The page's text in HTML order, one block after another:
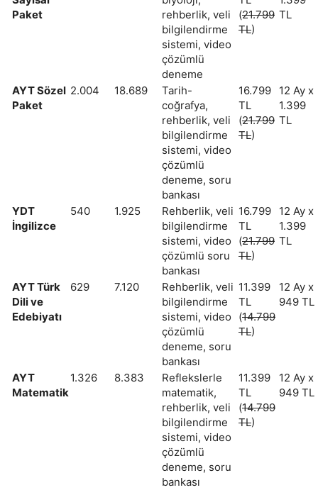
Paket
rehberlik, veli
bilgilendirme
sistemi, video
çözümlü
deneme
(21.799
TL)
TL
AYT Sözel
Paket
2.004 18.689
Tarih-
coğrafya,
rehberlik, veli
bilgilendirme
sistemi, video
çözümlü
deneme, soru
bankası
16.799
TL
(21.799
TL)
12 Ay x
1.399
TL
YDT
İngilizce
540 1.925
Rehberlik, veli
bilgilendirme
sistemi, video
çözümlü soru
bankası
16.799
TL
(21.799
TL)
12 Ay x
1.399
TL
AYT Türk
Dili ve
Edebiyatı
629 7.120
Rehberlik, veli
bilgilendirme
sistemi, video
çözümlü
deneme, soru
bankası
11.399
TL
(14.799
TL)
12 Ay x
949 TL
AYT
Matematik
1.326 8.383
Reflekslerle
matematik,
rehberlik, veli
bilgilendirme
sistemi, video
çözümlü
deneme, soru
bankası
11.399
TL
(14.799
TL)
12 Ay x
949 TL